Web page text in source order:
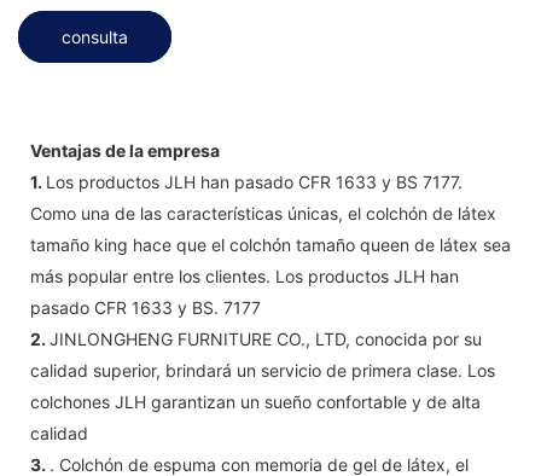
consulta
Ventajas de la empresa
1. Los productos JLH han pasado CFR 1633 y BS 7177.
Como una de las características únicas, el colchón de látex
tamaño king hace que el colchón tamaño queen de látex sea
más popular entre los clientes. Los productos JLH han
pasado CFR 1633 y BS. 7177
2. JINLONGHENG FURNITURE CO., LTD, conocida por su
calidad superior, brindará un servicio de primera clase. Los
colchones JLH garantizan un sueño confortable y de alta
calidad
3. . Colchón de espuma con memoria de gel de látex, el